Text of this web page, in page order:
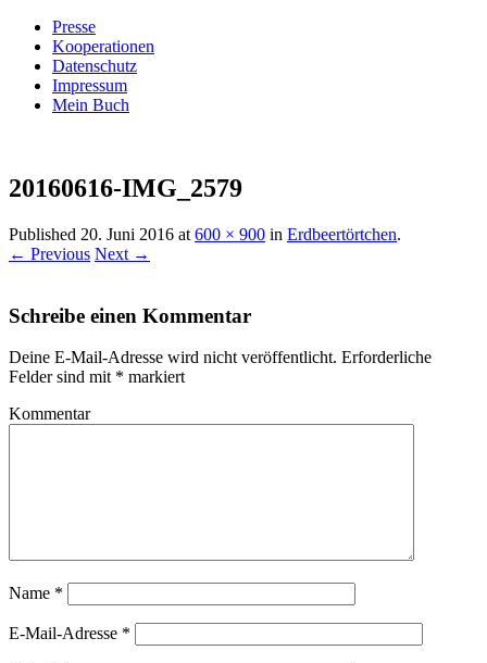
Presse
Kooperationen
Datenschutz
Impressum
Mein Buch
Villa König
20160616-IMG_2579
Published 20. Juni 2016 at 600 × 900 in Erdbeertörtchen.
← Previous Next →
Schreibe einen Kommentar
Deine E-Mail-Adresse wird nicht veröffentlicht. Erforderliche
Felder sind mit * markiert
Kommentar
Name *
E-Mail-Adresse *